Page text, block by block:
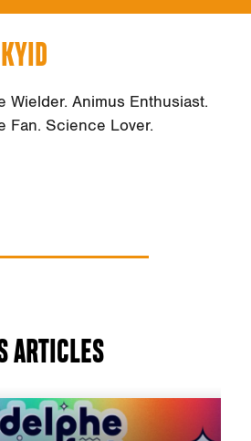
Wielder. Animus Enthusiast.
Fan. Science Lover.
ARTICLES